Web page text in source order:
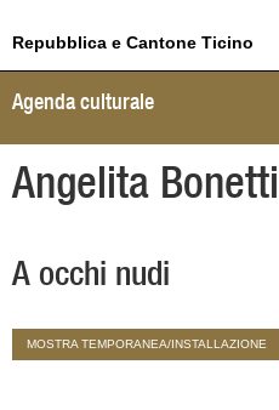
Repubblica e Cantone Ticino
Agenda culturale
Angelita Bonetti
A occhi nudi
MOSTRA TEMPORANEA/INSTALLAZIONE